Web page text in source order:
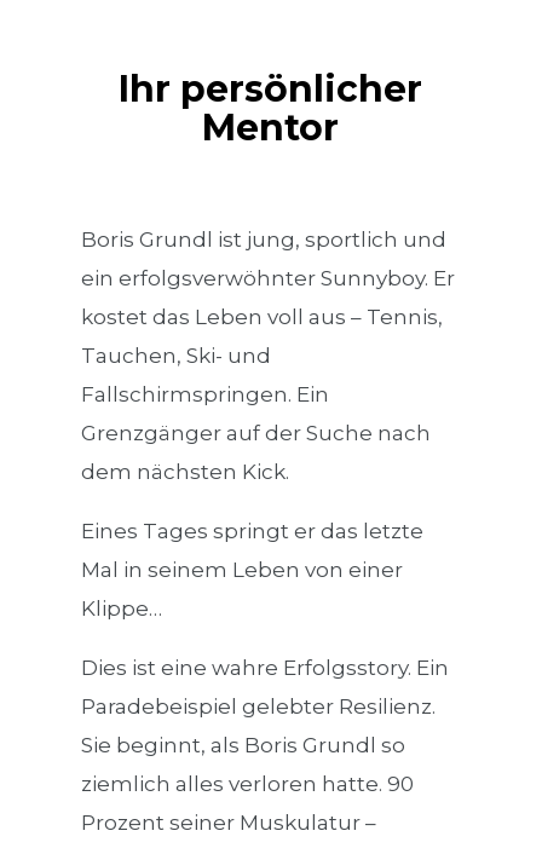
Ihr persönlicher
Mentor
Boris Grundl ist jung, sportlich und
ein erfolgsverwöhnter Sunnyboy. Er
kostet das Leben voll aus – Tennis,
Tauchen, Ski- und
Fallschirmspringen. Ein
Grenzgänger auf der Suche nach
dem nächsten Kick.
Eines Tages springt er das letzte
Mal in seinem Leben von einer
Klippe…
Dies ist eine wahre Erfolgsstory. Ein
Paradebeispiel gelebter Resilienz.
Sie beginnt, als Boris Grundl so
ziemlich alles verloren hatte. 90
Prozent seiner Muskulatur –